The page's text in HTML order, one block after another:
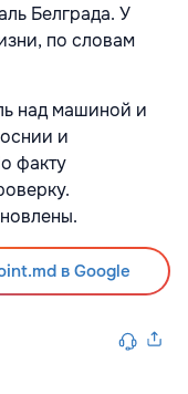
Белграда. У
по словам
над машиной и
и
факту
в Google